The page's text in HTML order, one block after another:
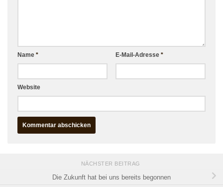
Name * E-Mail-Adresse *
Website
NÄCHSTER BEITRAG
Die Zukunft hat bei uns bereits begonnen